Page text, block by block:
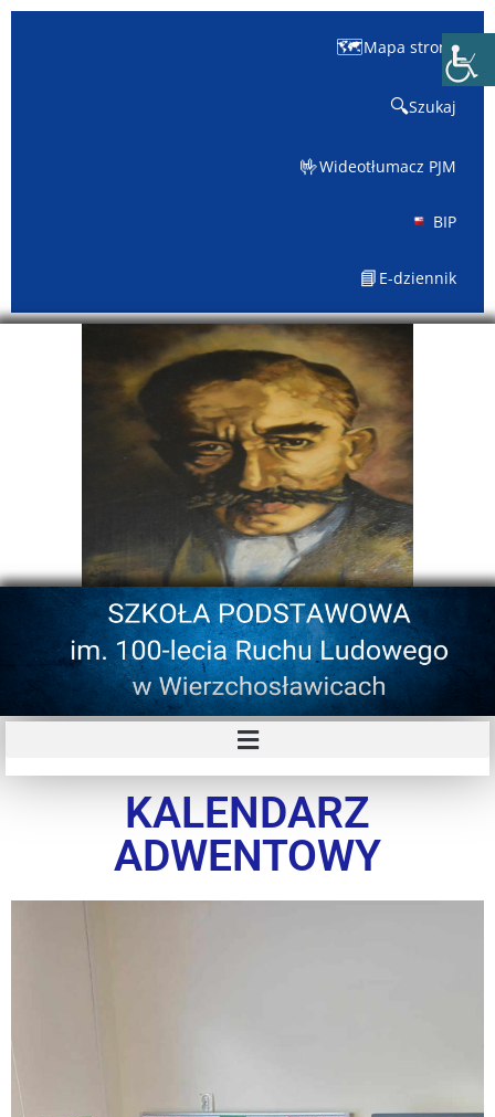
🗺️Mapa strony
🔍Szukaj
🤟Wideotłumacz PJM
BIP
📘 E-dziennik
KALENDARZ
ADWENTOWY